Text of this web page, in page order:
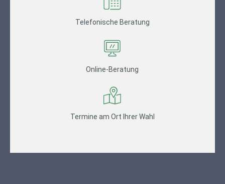
Telefonische Beratung
Online-Beratung
Termine am Ort Ihrer Wahl